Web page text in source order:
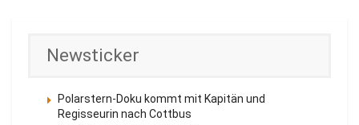
Newsticker
Polarstern-Doku kommt mit Kapitän und
Regisseurin nach Cottbus